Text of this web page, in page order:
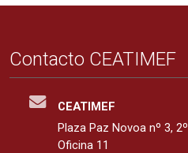
Contacto CEATIMEF
CEATIMEF
Plaza Paz Novoa nº 3, 2º
Oficina 11